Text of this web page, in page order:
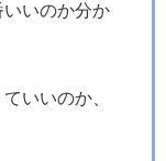
いのか分か
いいのか、